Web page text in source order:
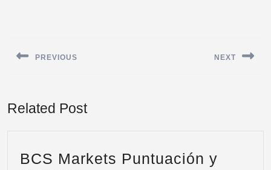
PREVIOUS NEXT
Related Post
BCS Markets Puntuación y